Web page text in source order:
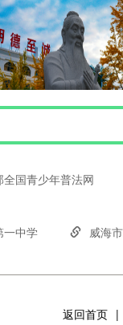
建促提升——威
18
全国青少年普法网
一中学 威海
返回首页 |